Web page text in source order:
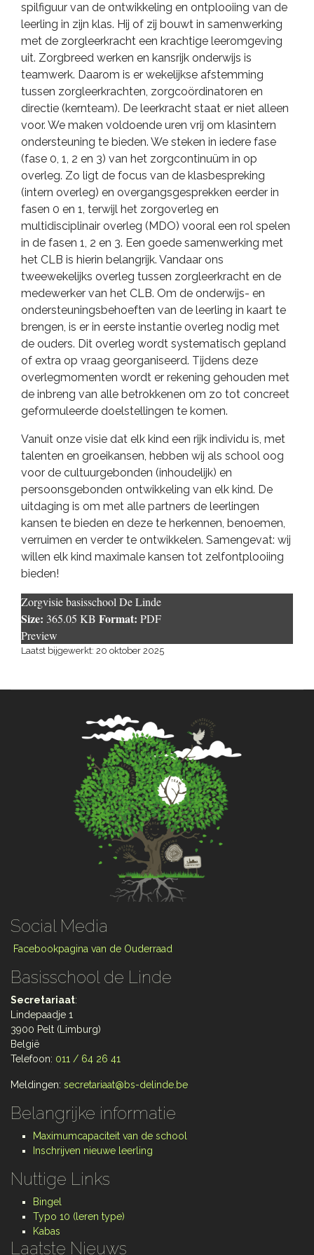
spilfiguur van de ontwikkeling en ontplooiing van de
leerling in zijn klas. Hij of zij bouwt in samenwerking
met de zorgleerkracht een krachtige leeromgeving
uit. Zorgbreed werken en kansrijk onderwijs is
teamwerk. Daarom is er wekelijkse afstemming
tussen zorgleerkrachten, zorgcoördinatoren en
directie (kernteam). De leerkracht staat er niet alleen
voor. We maken voldoende uren vrij om klasintern
ondersteuning te bieden. We steken in iedere fase
(fase 0, 1, 2 en 3) van het zorgcontinuüm in op
overleg. Zo ligt de focus van de klasbespreking
(intern overleg) en overgangsgesprekken eerder in
fasen 0 en 1, terwijl het zorgoverleg en
multidisciplinair overleg (MDO) vooral een rol spelen
in de fasen 1, 2 en 3. Een goede samenwerking met
het CLB is hierin belangrijk. Vandaar ons
tweewekelijks overleg tussen zorgleerkracht en de
medewerker van het CLB. Om de onderwijs- en
ondersteuningsbehoeften van de leerling in kaart te
brengen, is er in eerste instantie overleg nodig met
de ouders. Dit overleg wordt systematisch gepland
of extra op vraag georganiseerd. Tijdens deze
overlegmomenten wordt er rekening gehouden met
de inbreng van alle betrokkenen om zo tot concreet
geformuleerde doelstellingen te komen.
Vanuit onze visie dat elk kind een rijk individu is, met
talenten en groeikansen, hebben wij als school oog
voor de cultuurgebonden (inhoudelijk) en
persoonsgebonden ontwikkeling van elk kind. De
uitdaging is om met alle partners de leerlingen
kansen te bieden en deze te herkennen, benoemen,
verruimen en verder te ontwikkelen. Samengevat: wij
willen elk kind maximale kansen tot zelfontplooiing
bieden!
Zorgvisie basisschool De Linde
Size: 365.05 KB Format: PDF
Preview
Laatst bijgewerkt: 20 oktober 2025
Social Media
Facebookpagina van de Ouderraad
Basisschool de Linde
Secretariaat:
Lindepaadje 1
3900 Pelt (Limburg)
België
Telefoon: 011 / 64 26 41
Meldingen: secretariaat@bs-delinde.be
Belangrijke informatie
Maximumcapaciteit van de school
Inschrijven nieuwe leerling
Nuttige Links
Bingel
Typo 10 (leren type)
Kabas
Laatste Nieuws